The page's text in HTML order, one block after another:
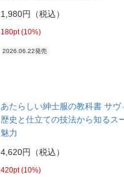
1,980円（税込）
180pt (10%)
2026.06.22発売
あたらしい紳士服の教科書 サヴ
歴史と仕立ての技法から知るス
魅力
4,620円（税込）
420pt (10%)